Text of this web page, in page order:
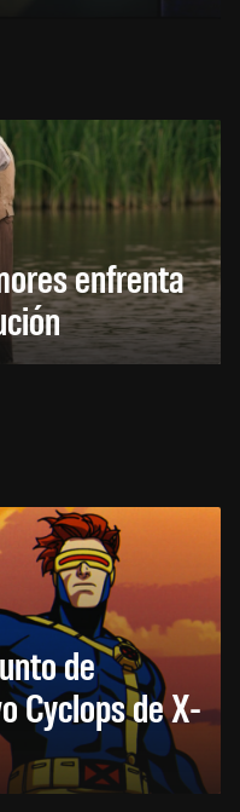
enfrenta
de
Cyclops de X-